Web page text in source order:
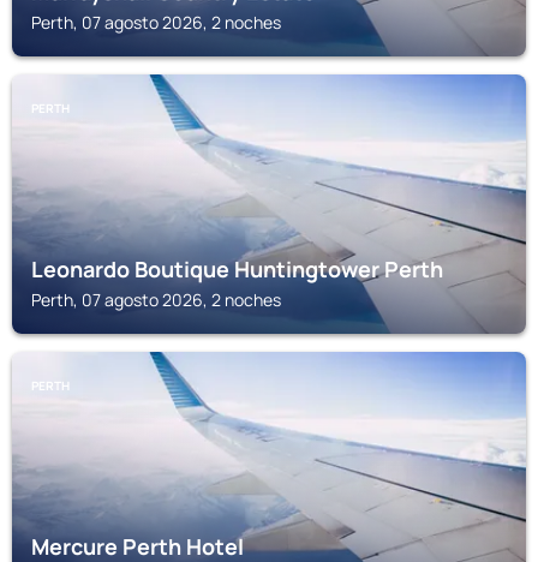
Perth, 07 agosto 2026, 2 noches
PERTH
Leonardo Boutique Huntingtower Perth
Perth, 07 agosto 2026, 2 noches
PERTH
Mercure Perth Hotel